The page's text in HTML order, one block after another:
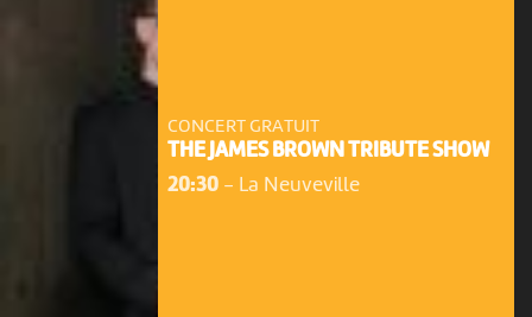
CONCERT GRATUIT
THE JAMES BROWN TRIBUTE SHOW
20:30- La Neuveville